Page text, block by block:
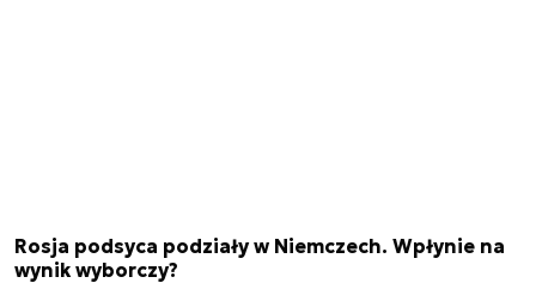
Rosja podsyca podziały w Niemczech. Wpłynie na
wynik wyborczy?